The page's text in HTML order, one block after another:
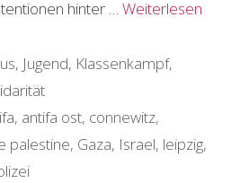
hinter … Weiterlesen
, Jugend, Klassenkampf,
, antifa ost, connewitz,
palestine, Gaza, Israel, leipzig,